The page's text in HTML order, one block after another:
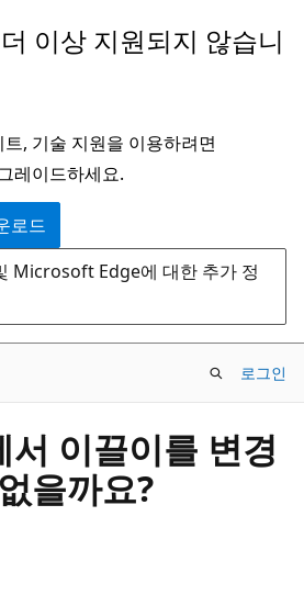
이상 지원되지 않습니
, 기술 지원을 이용하려면
레이드하세요.
로드
Microsoft Edge에 대한 추가 정
로그인
서 이끌이를 변경
을까요?